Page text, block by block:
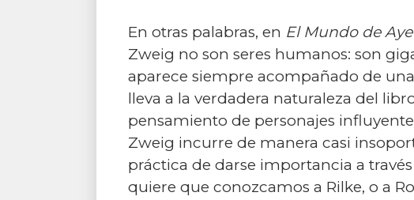
En otras palabras, en El Mundo de
Zweig no son seres humanos: son
aparece siempre acompañado de
lleva a la verdadera naturaleza del
pensamiento de personajes
Zweig incurre de manera casi
práctica de darse importancia a
quiere que conozcamos a Rilke, o a